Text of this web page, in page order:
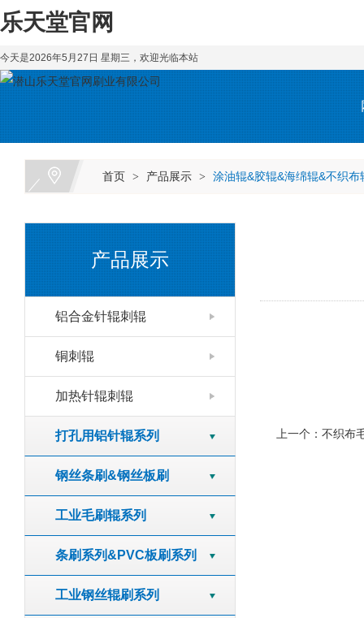
乐天堂官网
今天是2026年5月27日 星期三，欢迎光临本站
首页 > 产品展示 > 涂油辊&胶辊&海绵辊&不织布
产品展示
铝合金针辊刺辊
铜刺辊
加热针辊刺辊
打孔用铝针辊系列
钢丝条刷&钢丝板刷
工业毛刷辊系列
条刷系列&PVC板刷系列
工业钢丝辊刷系列
上一个： 不织布